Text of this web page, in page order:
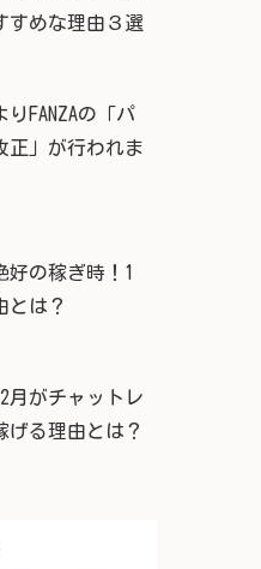
すめな理由３選
りFANZAの「パ
正」が行われま
好の稼ぎ時！1
とは？
月がチャットレ
げる理由とは？